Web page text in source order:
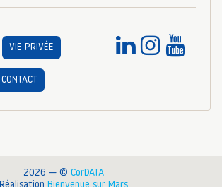
VIE PRIVÉE
CONTACT
2026 — © CorDATA